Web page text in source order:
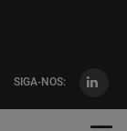
SIGA-NOS: